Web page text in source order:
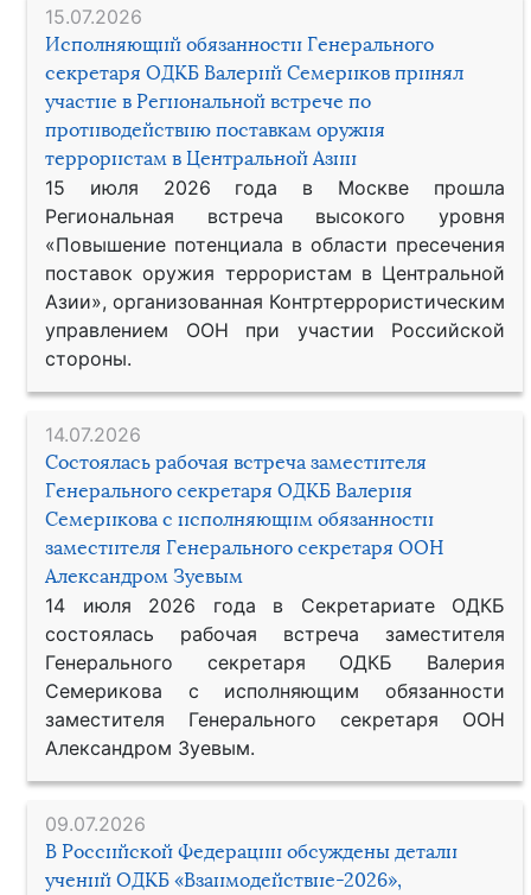
15.07.2026
Исполняющий обязанности Генерального
секретаря ОДКБ Валерий Семериков принял
участие в Региональной встрече по
противодействию поставкам оружия
террористам в Центральной Азии
15 июля 2026 года в Москве прошла
Региональная встреча высокого уровня
«Повышение потенциала в области пресечения
поставок оружия террористам в Центральной
Азии», организованная Контртеррористическим
управлением ООН при участии Российской
стороны.
14.07.2026
Состоялась рабочая встреча заместителя
Генерального секретаря ОДКБ Валерия
Семерикова с исполняющим обязанности
заместителя Генерального секретаря ООН
Александром Зуевым
14 июля 2026 года в Секретариате ОДКБ
состоялась рабочая встреча заместителя
Генерального секретаря ОДКБ Валерия
Семерикова с исполняющим обязанности
заместителя Генерального секретаря ООН
Александром Зуевым.
09.07.2026
В Российской Федерации обсуждены детали
учений ОДКБ «Взаимодействие-2026»,